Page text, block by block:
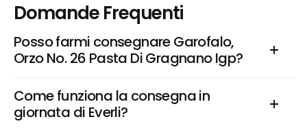
Domande Frequenti
Posso farmi consegnare Garofalo,
Orzo No. 26 Pasta Di Gragnano Igp?
Come funziona la consegna in
giornata di Everli?